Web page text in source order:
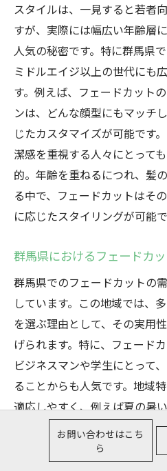
スタイルは、一見すると若者
すが、実際には幅広い年齢層
人気の秘密です。特に群馬県
ミドルエイジ以上の世代にも
す。例えば、フェードカット
ンは、どんな顔型にもマッチ
じたカスタマイズが可能です
潔感を重視する人々にとって
的。年齢を重ねるにつれ、髪
る中で、フェードカットはそ
に応じたスタイリングが可能で
群馬県におけるフェードカ
群馬県でのフェードカットの
しています。この地域では、
を選ぶ理由として、その実用
げられます。特に、フェード
ビジネスマンや学生にとって
ることからも人気です。地域
適応しやすく、例えば夏の暑
が涼しげで快適だと評価され
にはフェードカットに精通し
お問い合わせはこち
ら